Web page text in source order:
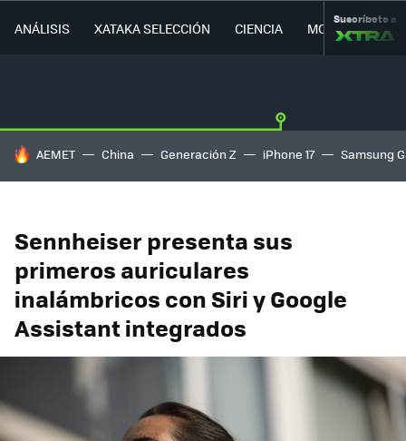
ANÁLISIS XATAKA SELECCIÓN CIENCIA MOVILIDAD
Suscríbete a
HOY SE HABLA DE
AEMET China Generación Z iPhone 17 Samsung
Sennheiser presenta sus
primeros auriculares
inalámbricos con Siri y Google
Assistant integrados